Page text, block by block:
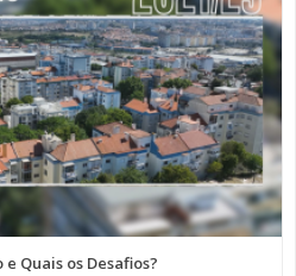
Quais os Desafios?